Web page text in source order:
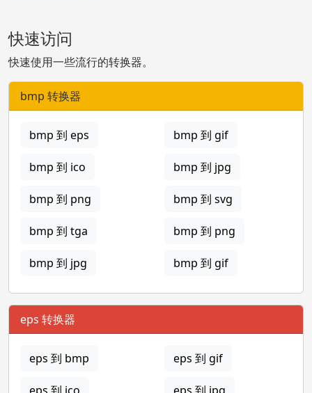
快速访问
快速使用一些流行的转换器。
bmp 转换器
bmp 到 eps bmp 到 gif
bmp 到 ico bmp 到 jpg
bmp 到 png bmp 到 svg
bmp 到 tga bmp 到 png
bmp 到 jpg bmp 到 gif
eps 转换器
eps 到 bmp eps 到 gif
eps 到 ico eps 到 jpg